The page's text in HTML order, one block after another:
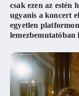
csak ezen az
ugyanis a koncert
egyetlen